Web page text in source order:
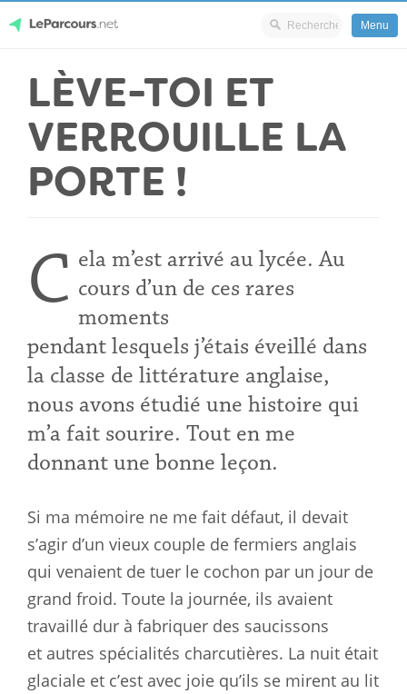
content
LeParcours.net
Menu
LÈVE-TOI ET
VERROUILLE LA
PORTE !
C ela m’est arrivé au lycée. Au
cours d’un de ces rares
moments
pendantlesquels j’étais éveillé dans
la classe de littérature anglaise,
nous avons étudié une histoire qui
m’a fait sourire. Tout en me
donnant une bonne leçon.
Si ma mémoire ne me fait défaut, il devait
s’agir d’un vieux couple de fermiers anglais
qui venaient de tuer le cochon par un jour de
grand froid. Toute la journée, ils avaient
travaillé dur à fabriquer des saucissons
et autres spécialités charcutières. La nuit était
glaciale et c’est avec joie qu’ils se mirent au lit